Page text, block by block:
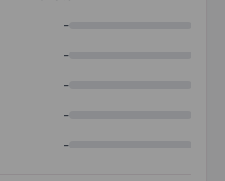
-
-
-
-
-